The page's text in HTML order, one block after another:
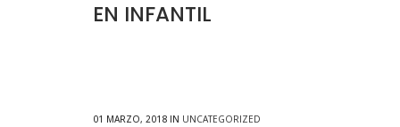
EN INFANTIL
01 MARZO, 2018 IN UNCATEGORIZED